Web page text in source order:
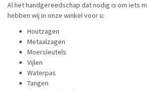
Al het handgereedschap dat nodig is om iets
hebben wij in onze winkel voor u:
Houtzagen
Metaalzagen
Moersleutels
Vijlen
Waterpas
Tangen